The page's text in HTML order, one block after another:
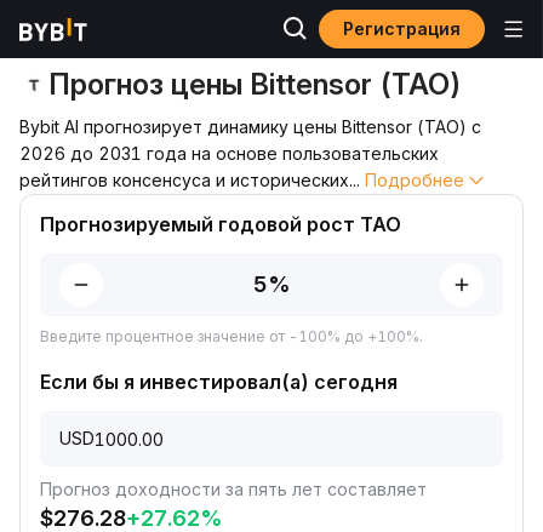
Регистрация
Прогноз цены
Прогноз цены Bittensor (TAO)
Bybit AI прогнозирует динамику цены Bittensor (TAO) с
2026 до 2031 года на основе пользовательских
рейтингов консенсуса и исторических... Подробнее
Прогнозируемый годовой рост TAO
Введите процентное значение от -100% до +100%.
Если бы я инвестировал(а) сегодня
USD
Прогноз доходности за пять лет составляет
$276.28+27.62%